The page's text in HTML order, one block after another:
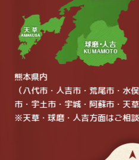
熊本県内
（八代市・人吉市・荒尾市・水
市・宇土市・宇城・阿蘇市・天
※天草・球磨・人吉方面はご相談